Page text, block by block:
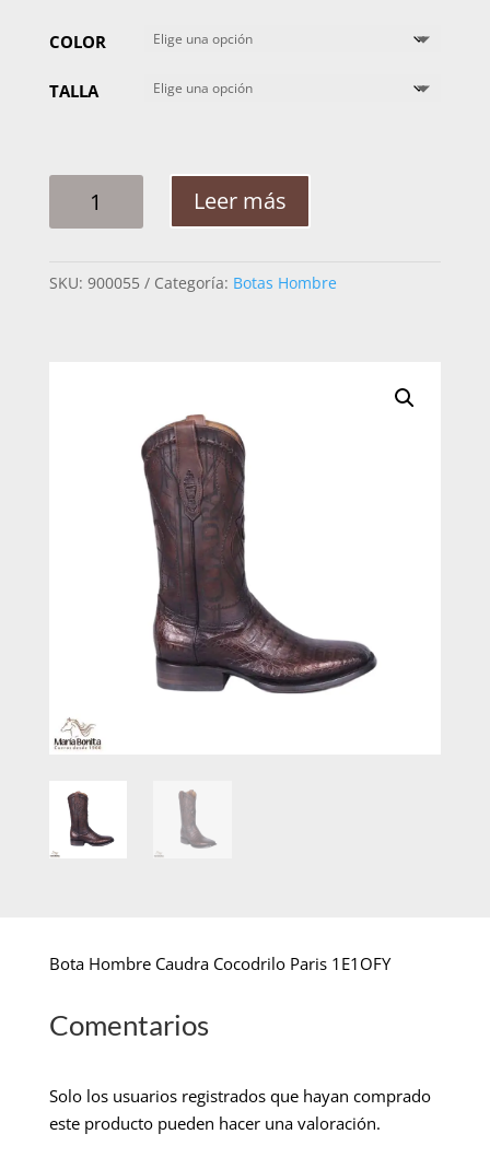
COLOR
TALLA
HOMBRE
PARIS
Leer más
SKU: 900055 Categoría: Botas Hombre
Bota Hombre Caudra Cocodrilo Paris 1E1OFY
Comentarios
Solo los usuarios registrados que hayan comprado
este producto pueden hacer una valoración.